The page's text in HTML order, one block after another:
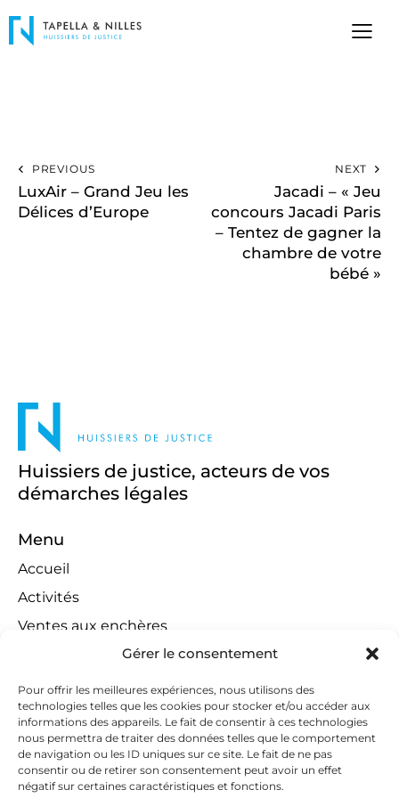
Gérer le consentement
Pour offrir les meilleures expériences, nous utilisons des
technologies telles que les cookies pour stocker et/ou accéder aux
informations des appareils. Le fait de consentir à ces technologies
nous permettra de traiter des données telles que le comportement
de navigation ou les ID uniques sur ce site. Le fait de ne pas
consentir ou de retirer son consentement peut avoir un effet
négatif sur certaines caractéristiques et fonctions.
PREVIOUS
LuxAir – Grand Jeu les
Délices d’Europe
NEXT
Jacadi – « Jeu
concours Jacadi Paris
– Tentez de gagner la
chambre de votre
bébé »
Huissiers de justice, acteurs de vos
démarches légales
Menu
Accueil
Activités
Ventes aux enchères
Compétences territoriales
Jeux concours
Liens
Contact
Contactez-nous